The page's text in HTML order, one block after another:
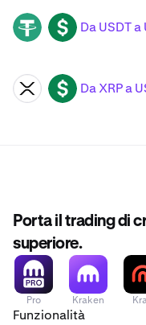
USDT USD Da USDT a
XRP USD Da XRP a
Porta il trading di
superiore.
Pro Kraken
Funzionalità